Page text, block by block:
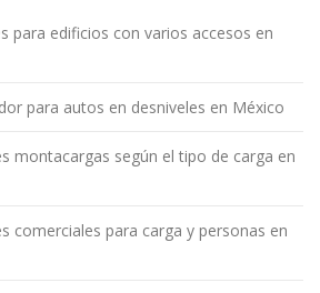
para edificios con varios accesos en
para autos en desniveles en México
montacargas según el tipo de carga en
comerciales para carga y personas en